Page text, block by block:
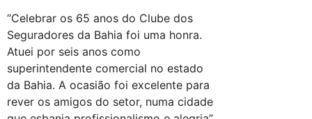
“Celebrar os 65 anos do Clube dos
Seguradores da Bahia foi uma honra.
Atuei por seis anos como
superintendente comercial no estado
da Bahia. A ocasião foi excelente para
rever os amigos do setor, numa cidade